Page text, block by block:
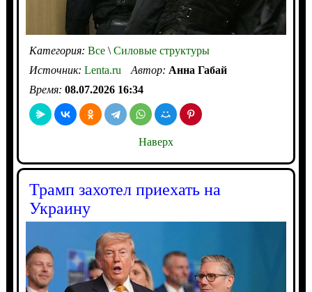
Категория: Все\Силовые структуры
Источник: Lenta.ru Автор: Анна Габай
Время: 08.07.2026 16:34
Наверх
Трамп захотел приехать на
Украину